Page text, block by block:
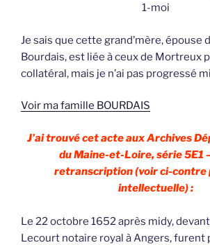
1-moi
Je sais que cette grand’mère, épouse
Bourdais, est liée à ceux de Mortreux
collatéral, mais je n’ai pas progressé
Voir ma famille BOURDAIS
J’ai trouvé cet acte aux Archives
du Maine-et-Loire, série 5E1
retranscription (voir ci-contre
intellectuelle) :
Le 22 octobre 1652 après midy,
Lecourt notaire royal à Angers, furent